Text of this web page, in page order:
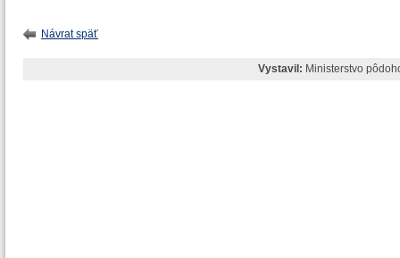
Návrat späť
Vystavil: Ministerstvo